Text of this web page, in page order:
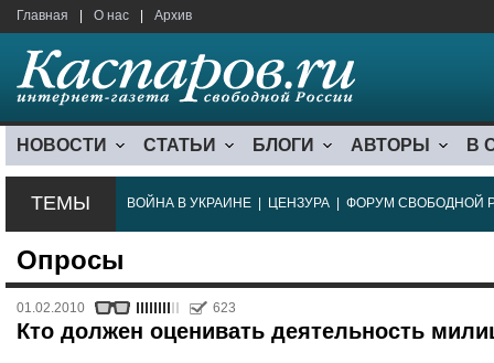
Главная О нас Архив
НОВОСТИ СТАТЬИ БЛОГИ АВТОРЫ В
ТЕМЫ ВОЙНА В УКРАИНЕ ЦЕНЗУРА ФОРУМ СВОБОДНОЙ
Опросы
01.02.2010 623
Кто должен оценивать деятельность